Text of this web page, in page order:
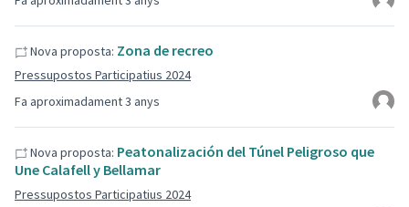
Fa aproximadament 3 anys
Nova proposta: Zona de recreo
Pressupostos Participatius 2024
Nova proposta: Peatonalización del Túnel Peligroso que
Une Calafell y Bellamar
Pressupostos Participatius 2024